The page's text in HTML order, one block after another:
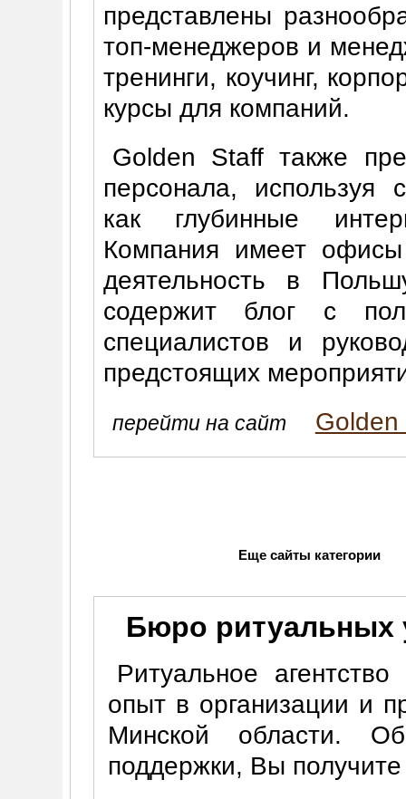
представлены
топ-менеджеров и
тренинги, коучинг,
курсы для компаний.
Golden Staff также
персонала, используя
как глубинные
Компания имеет
деятельность в
содержит блог с
специалистов и
предстоящих
перейти на сайт Golden
Еще сайты категории
Бюро ритуальных
Ритуальное
опыт в организации и
Минской области.
поддержки, Вы